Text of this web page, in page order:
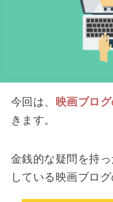
今回は、 映画ブロ
きます。
金銭的な疑問を持
している映画ブロ